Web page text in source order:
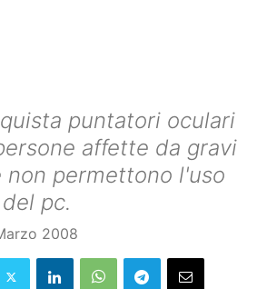
puntatori oculari
affette da gravi
non permettono l'uso
pc.
2008